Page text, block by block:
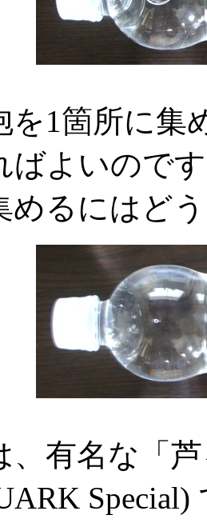
1箇所に集
ばよいので
めるにはど
有名な「